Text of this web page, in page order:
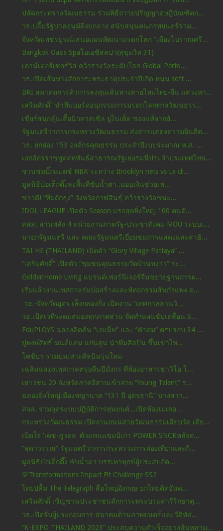
ปลัดกระทรวงวัฒนธรรม ร่วมพิธีถวายปริญญาดุษฎีบัณฑิตก...
วธ.ปลื้มรัฐบาลอนุมัติงบกลาง สนับสนุนคนภาพยนตร์ร่วม...
จังหวัดเพชรบูรณ์เสนอแผนพัฒนามรดกโลก “เมืองโบราณศรี...
Bangkok Oasis Spaโอเอซิสสปา(สุขุมวิท 31)
เคาน์เตอร์เซอร์วิส คว้ารางวัลระดับโลก Global Perfo...
วธ.เปิดเส้นทางสักการะพระธาตุประจำปีเกิด หนุน soft ...
BRI สมาคมการค้าการลงทุนเส้นทางสายไหมไทย-จีน แสวงหา...
เสริมศักดิ์” นำทีมบอร์ดอนุกรรมการมรดกโลกทางวัฒนธรร...
เชียร์สนุกลุ้นเสื้อนิวคาสเซิล ยูไนเต็ด ของแท้จากอั...
รัฐมนตรีว่าการกระทรวงวัฒนธรรม ส่งสารแสดงความยินดีต...
วธ. ยกย่อง 153 องค์กรคุณธรรม ประจำปีงบประมาณ พ.ศ. ...
เอกอัครราชทูตสหพันธ์สาธารณรัฐเยอรมนีประจำประเทศไทย...
ชวนชมบิ๊กแมตช์ NBA ระหว่าง Brooklyn nets vs La cli...
มูลนิธิป่อเต็กตึ๊งลงพื้นที่ซับน้ำตา..มอบเงินช่วยเห...
ข่าวดี! “ทีมถักธุง” จังหวัดกาฬสินธุ์ คว้ารางวัลชนะ...
IDOL LEAGUE เปิดตัว Season แรกสุดยิ่งใหญ่ 100 คนดั...
สสส. สานพลัง 4 หน่วยงานภาครัฐ-ประชาสังคม MOU ระบบเ...
นายกรัฐมนตรี และ คณะรัฐมนตรีเยี่ยมชมการแสดงและสาธิ...
TAI HE (THAILAND) เปิดตัว “Glory Village Pattaya” ...
“เสริมศักดิ์” เปิดตัว “ชุมชนคุณธรรมวัดบ้านหงาว” ระ...
GoldenHome Living แบรนด์เฟอร์นิเจอร์จีนขยายฐานการผ...
เริ่มแล้วงานเทศกาลร่มบ่อสร้างและหัตถกรรมสันกำแพง ค...
วธ.-จังหวัดอุดร เส็งกลองกิ่ง เปิดงาน “เทศกาลลานวั...
วธ.เปิดเวทีระดมสมองทุกภาคส่วน จัดทำแผนขับเคลื่อน S...
EduPLOYS ฉลองคิดค้น “เอแม็ท” และ “คำคม” ครบรอบ 34 ...
ปูพงษ์สิทธิ์-มนต์แคน แก่นคูน นำทีมศิลปิน ขึ้นเขาไห...
โตชิบา ร่วมบ่มเพาะศิลปินรุ่นใหม่
เฉลิมฉลองเทศกาลตรุษจีนปีมังกร ที่ห้องอาหารซาวิโอ โ...
เยาวชน 20 จังหวัดภาคอีสานเข้าค่าย “Young Talent” ร...
ฉลองยิ่งใหญ่เมืองพญานาค “131 ปี อุดรธานี” นางสาว...
สจล. ร่วมจุดระบบปฎิบัติการหุ่นยนต์...เปิดห้องเมเกอ...
กระทรวงวัฒนธรรม เปิดงานถนนสายวัฒนธรรมเลียบวัด เคีย...
เปิดใจ 'เดช-ภูวดล' ตัวแทนแชมป์เก่า POWER SNCKหลังค...
“สุดาวรรณ” รัฐมนตรีว่าการกระทรวงการท่องเที่ยวและกี...
มูลนิธิป่อเต็กตึ๊ง ซับน้ำตา บรรเทาทุกข์ผู้ประสบอัค...
💙Transformations Impact Fit Challenge SS2
ไทยปลื้ม The Telegraph สื่อใหญ่อังกฤษ ยกไทยติดอันด...
เสริมศักดิ์ เชิญชวนประชาชนสักการะพระบรมสารีริกธาตุ...
วธ.เปิดรับผู้ประกอบการ-สมาคมด้านภาพยนตร์และวีดิทัศ...
“K-EXPO THAILAND 2023” ประสบความสำเร็จอย่างล้นหลาม...